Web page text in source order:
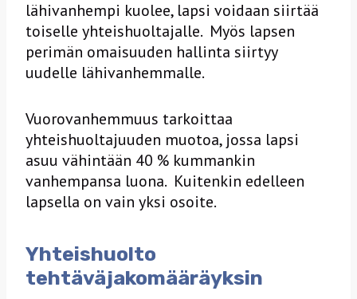
lähivanhempi kuolee, lapsi voidaan siirtää
toiselle yhteishuoltajalle. Myös lapsen
perimän omaisuuden hallinta siirtyy
uudelle lähivanhemmalle.
Vuorovanhemmuus tarkoittaa
yhteishuoltajuuden muotoa, jossa lapsi
asuu vähintään 40 % kummankin
vanhempansa luona. Kuitenkin edelleen
lapsella on vain yksi osoite.
Yhteishuolto
tehtäväjakomääräyksin